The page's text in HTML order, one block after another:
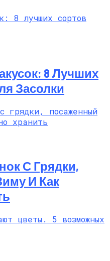
8 Лучших
Засолки
С Грядки,
И Как